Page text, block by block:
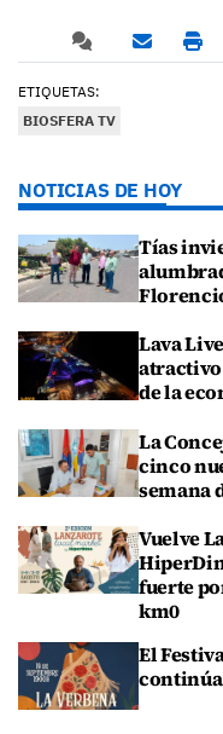
ETIQUETAS:
BIOSFERA TV
NOTICIAS DE HOY
Tías
Lava
de la
La
cinco
semana
Vuelve
fuerte
km0
El
continúa